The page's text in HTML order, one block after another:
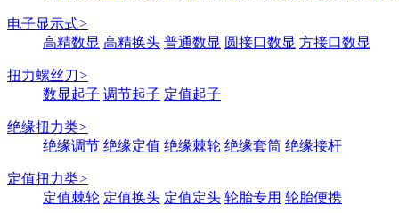
电子显示式>
高精数显 高精换头 普通数显 圆接口数显 方接口数显
扭力螺丝刀>
数显起子 调节起子 定值起子
绝缘扭力类>
绝缘调节 绝缘定值 绝缘棘轮 绝缘套筒 绝缘接杆
定值扭力类>
定值棘轮 定值换头 定值定头 轮胎专用 轮胎便携